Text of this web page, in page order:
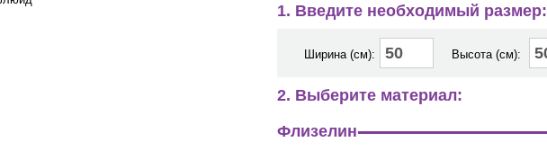
1. Введите необходимый размер:
Ширина (см): Высота (см):
2. Выберите материал:
Флизелин